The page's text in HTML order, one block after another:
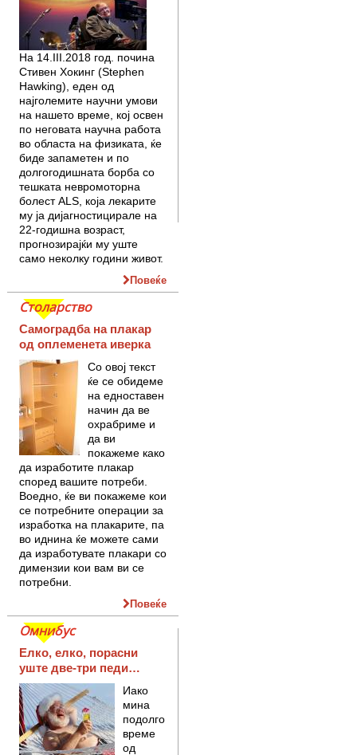
На 14.III.2018 год. почина
Стивен Хокинг (Stephen
Hawking), еден од
најголемите научни умови
на нашето време, кој освен
по неговата научна работа
во областа на физиката, ќе
биде запаметен и по
долгогодишната борба со
тешката невромоторна
болест ALS, која лекарите
му ја дијагностицирале на
22-годишна возраст,
прогнозирајќи му уште
само неколку години живот.
Повеќе
Столарство
Самоградба на плакар
од оплеменета иверка
Со овој текст
ќе се обидеме
на едноставен
начин да ве
охрабриме и
да ви
покажеме како
да изработите плакар
според вашите потреби.
Воедно, ќе ви покажеме кои
се потребните операции за
изработка на плакарите, па
во иднина ќе можете сами
да изработувате плакари со
димензии кои вам ви се
потребни.
Повеќе
Омнибус
Елко, елко, порасни
уште две-три педи…
Иако
мина
подолго
време
од